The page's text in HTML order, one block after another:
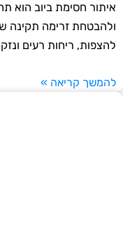
איתור חסימת ביוב הוא
ולהבטחת זרימה תקינה
להצפות, ריחות רעים
להמשך קריאה »